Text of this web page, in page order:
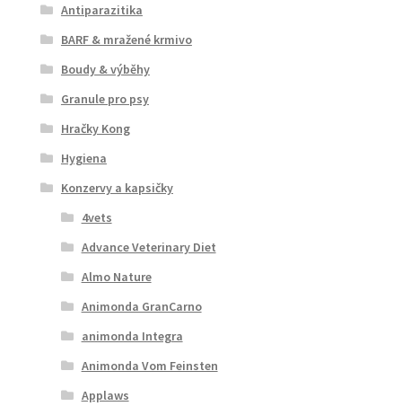
Antiparazitika
BARF & mražené krmivo
Boudy & výběhy
Granule pro psy
Hračky Kong
Hygiena
Konzervy a kapsičky
4vets
Advance Veterinary Diet
Almo Nature
Animonda GranCarno
animonda Integra
Animonda Vom Feinsten
Applaws